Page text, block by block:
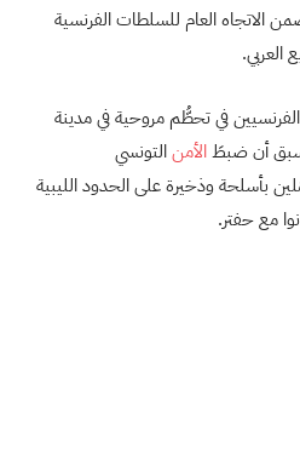
الاتجاه العام للسلطات الفرنسية
العربي.
الفرنسيين في تحطُّم مروحية في مدينة
الأمنالتونسي
بأسلحة وذخيرة على الحدود الليبية
مع حفتر.